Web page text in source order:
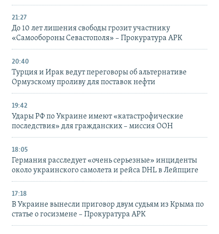
21:27
До 10 лет лишения свободы грозит участнику
«Самообороны Севастополя» – Прокуратура АРК
20:40
Турция и Ирак ведут переговоры об альтернативе
Ормузскому проливу для поставок нефти
19:42
Удары РФ по Украине имеют «катастрофические
последствия» для гражданских – миссия ООН
18:05
Германия расследует «очень серьезные» инциденты
около украинского самолета и рейса DHL в Лейпциге
17:18
В Украине вынесли приговор двум судьям из Крыма по
статье о госизмене – Прокуратура АРК